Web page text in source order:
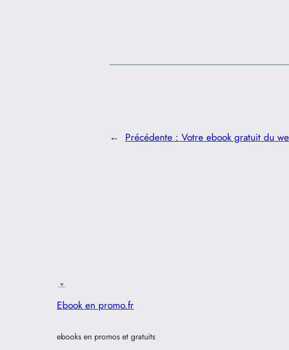
← Précédente : Votre ebook gratuit du
Ebook en promo.fr
ebooks en promos et gratuits